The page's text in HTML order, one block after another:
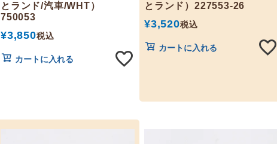
とランド/汽車/WHT）
750053
¥3,850税込
カートに入れる
とランド）227553-26
¥3,520税込
カートに入れる